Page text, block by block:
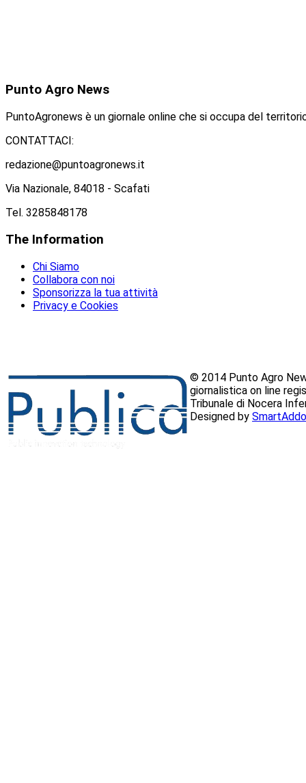
Punto Agro News
PuntoAgronews è un giornale online che si occupa del
CONTATTACI:
redazione@puntoagronews.it
Via Nazionale, 84018 - Scafati
Tel. 3285848178
The Information
Chi Siamo
Collabora con noi
Sponsorizza la tua attività
Privacy e Cookies
© 2014 Punto Agro
giornalistica on line
Tribunale di Nocera
Designed by